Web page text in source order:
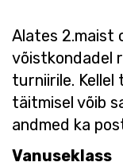
Alates 2.maist
võistkondadel
turniirile.
täitmisel võib
andmed ka
Vanuseklass